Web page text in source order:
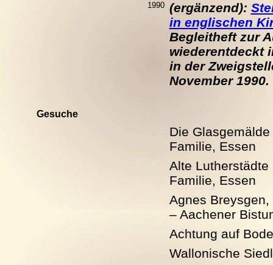
1990 (ergänzend):
in englischen
Begleitheft zur
wiederentdeckt
in der
November 1990.
Gesuche
Die
Familie, Essen
Alte
Familie, Essen
Agnes
– Aachener
Achtung auf
Wallonische